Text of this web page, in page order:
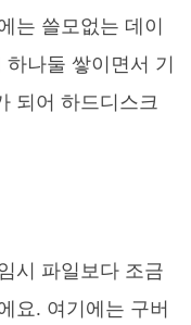
는 쓸모없는 데이
나둘 쌓이면서 기
되어 하드디스크
시 파일보다 조금
요. 여기에는 구버